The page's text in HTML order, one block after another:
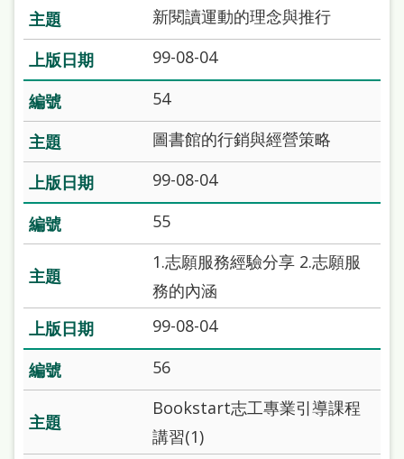
放
宣
告
著
作
權
侵
權
理
辦
法
聯
絡
新閱讀運動的理念與推行
99-08-04
54
圖書館的行銷與經營策略
99-08-04
55
1.志願服務經驗分享 2.志願服
務的內涵
99-08-04
56
Bookstart志工專業引導課程
講習(1)